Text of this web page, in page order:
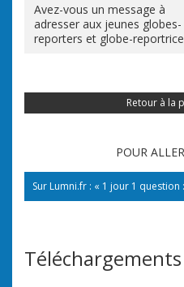
Avez-vous un message à
adresser aux jeunes globes-
reporters et globe-
Retour à la
POUR
Sur Lumni.fr : « 1 jour 1
Téléchargements